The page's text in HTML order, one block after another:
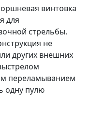
винтовка
для
стрельбы.
не
других внешних
переламыванием
одну пулю